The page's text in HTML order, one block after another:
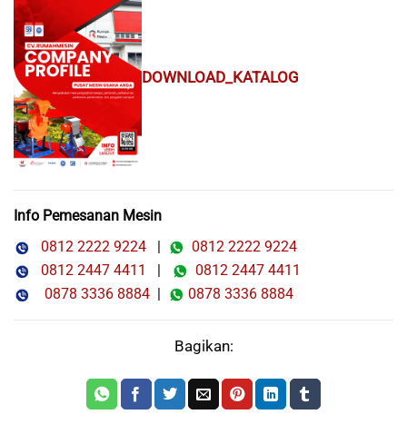
DOWNLOAD_KATALOG
Info Pemesanan Mesin
0812 2222 9224 |
0812 2222 9224
0812 2447 4411
|
0812 2447 4411
0878 3336 8884 | 0878 3336 8884
Bagikan: